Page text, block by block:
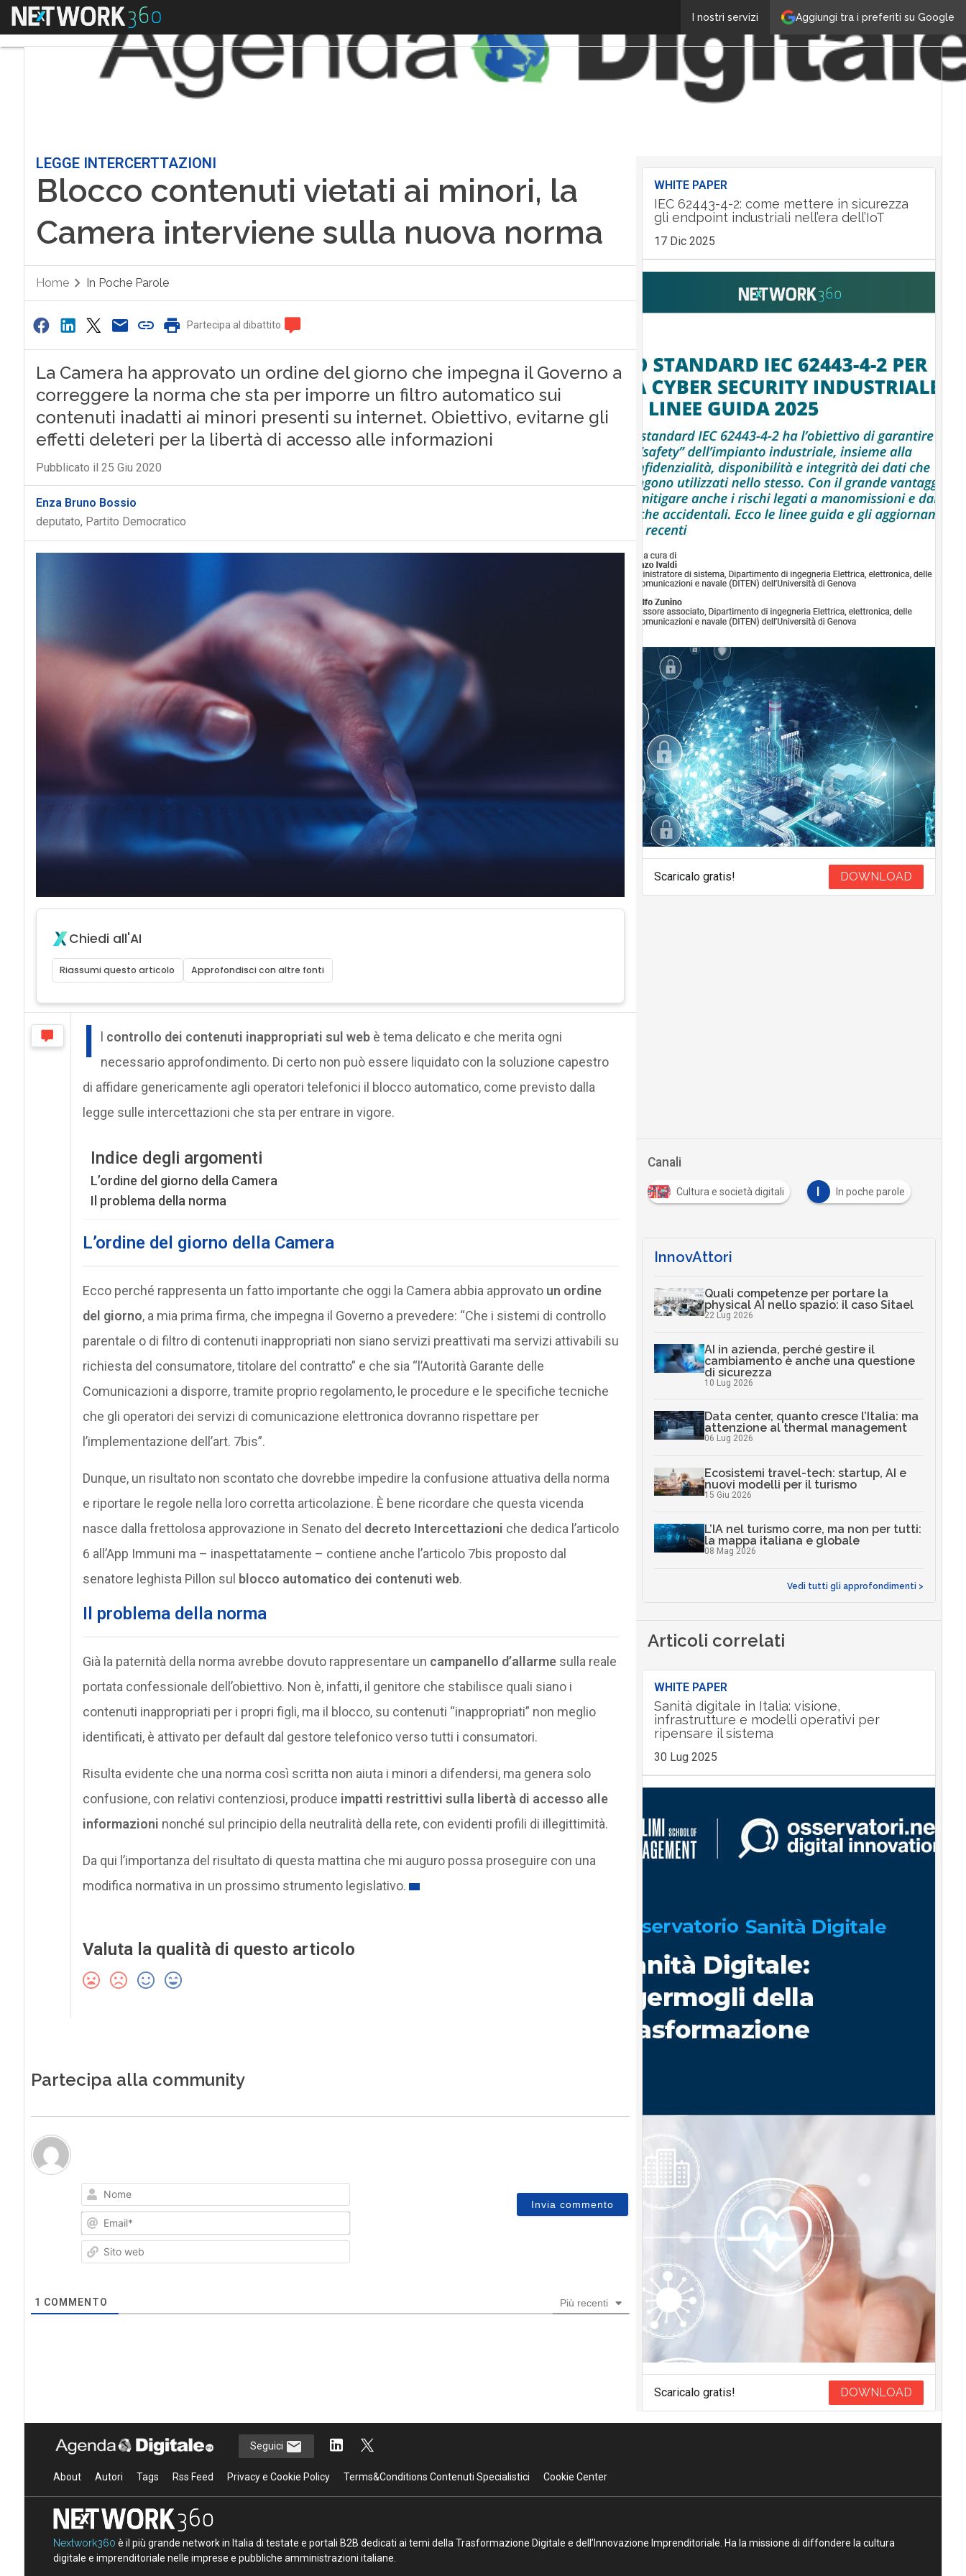
Aggiungi tra i preferiti su Google
I nostri servizi
Menu
LEGGE INTERCERTTAZIONI
Blocco contenuti vietati ai minori, la
Camera interviene sulla nuova norma
Home In Poche Parole
Partecipa al dibattito
La Camera ha approvato un ordine del giorno che impegna il Governo a
correggere la norma che sta per imporre un filtro automatico sui
contenuti inadatti ai minori presenti su internet. Obiettivo, evitarne gli
effetti deleteri per la libertà di accesso alle informazioni
Pubblicato il 25 Giu 2020
Enza Bruno Bossio
deputato, Partito Democratico
Chiedi all'AI
Riassumi questo articolo Approfondisci con altre fonti
I l controllo dei contenuti inappropriati sul webè tema delicato e che merita ogni
necessario approfondimento. Di certo non può essere liquidato con la soluzione capestro
di affidare genericamente agli operatori telefonici il blocco automatico, come previsto dalla
legge sulle intercettazioni che sta per entrare in vigore.
Indice degli argomenti
L’ordine del giorno della Camera
Il problema della norma
L’ordine del giorno della Camera
Ecco perché rappresenta un fatto importante che oggi la Camera abbia approvato un ordine
del giorno, a mia prima firma, che impegna il Governo a prevedere: “Che i sistemi di controllo
parentale o di filtro di contenuti inappropriati non siano servizi preattivati ma servizi attivabili su
richiesta del consumatore, titolare del contratto” e che sia “l’Autorità Garante delle
Comunicazioni a disporre, tramite proprio regolamento, le procedure e le specifiche tecniche
che gli operatori dei servizi di comunicazione elettronica dovranno rispettare per
l’implementazione dell’art. 7bis”.
Dunque, un risultato non scontato che dovrebbe impedire la confusione attuativa della norma
e riportare le regole nella loro corretta articolazione. È bene ricordare che questa vicenda
nasce dalla frettolosa approvazione in Senato del decreto Intercettazioni che dedica l’articolo
6 all’App Immuni ma – inaspettatamente – contiene anche l’articolo 7bis proposto dal
senatore leghista Pillon sul blocco automatico dei contenuti web.
Il problema della norma
Già la paternità della norma avrebbe dovuto rappresentare un campanello d’allarmesulla reale
portata confessionale dell’obiettivo. Non è, infatti, il genitore che stabilisce quali siano i
contenuti inappropriati per i propri figli, ma il blocco, su contenuti “inappropriati” non meglio
identificati, è attivato per default dal gestore telefonico verso tutti i consumatori.
Risulta evidente che una norma così scritta non aiuta i minori a difendersi, ma genera solo
confusione, con relativi contenziosi, produce impatti restrittivi sulla libertà di accesso alle
informazioni nonché sul principio della neutralità della rete, con evidenti profili di illegittimità.
Da qui l’importanza del risultato di questa mattina che mi auguro possa proseguire con una
modifica normativa in un prossimo strumento legislativo.
Valuta la qualità di questo articolo
Partecipa alla community
Nome
Email*
Sito
1 COMMENTO Più recenti
WHITE PAPER
IEC 62443-4-2: come mettere in sicurezza
gli endpoint industriali nell’era dell’IoT
17 Dic 2025
Scaricalo gratis! DOWNLOAD
Canali
Cultura e società digitali In poche parole
InnovAttori
Quali competenze per portare la
physical AI nello spazio: il caso Sitael
22 Lug 2026
AI in azienda, perché gestire il
cambiamento è anche una questione
di sicurezza
10 Lug 2026
Data center, quanto cresce l’Italia: ma
attenzione al thermal management
06 Lug 2026
Ecosistemi travel-tech: startup, AI e
nuovi modelli per il turismo
15 Giu 2026
L’IA nel turismo corre, ma non per tutti:
la mappa italiana e globale
08 Mag 2026
Vedi tutti gli approfondimenti >
Articoli correlati
WHITE PAPER
Sanità digitale in Italia: visione,
infrastrutture e modelli operativi per
ripensare il sistema
30 Lug 2025
Scaricalo gratis! DOWNLOAD
Seguici
About Autori Tags Rss Feed Privacy e Cookie Policy Terms&Conditions Contenuti Specialistici Cookie Center
Nextwork360 è il più grande network in Italia di testate e portali B2B dedicati ai temi della Trasformazione Digitale e dell’Innovazione Imprenditoriale. Ha la missione di diffondere la cultura
digitale e imprenditoriale nelle imprese e pubbliche amministrazioni italiane.